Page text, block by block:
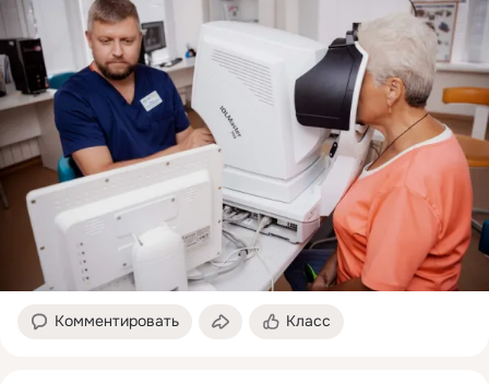
Комментировать Класс